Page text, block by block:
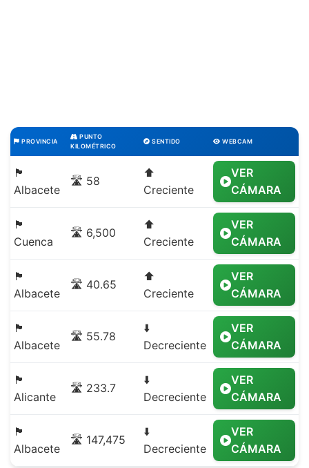
PROVINCIA
PUNTO
KILOMÉTRICO
SENTIDO WEBCAM
🏴
Albacete
🛣️ 58
⬆️
Creciente
VER
CÁMARA
🏴
Cuenca
🛣️ 6,500
⬆️
Creciente
VER
CÁMARA
🏴
Albacete
🛣️ 40.65
⬆️
Creciente
VER
CÁMARA
🏴
Albacete
🛣️ 55.78
⬇️
Decreciente
VER
CÁMARA
🏴
Alicante
🛣️ 233.7
⬇️
Decreciente
VER
CÁMARA
🏴
Albacete
🛣️ 147,475
⬇️
Decreciente
VER
CÁMARA